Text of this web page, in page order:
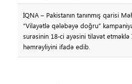
İQNA – Pakistanın tanınmış qarisi
“Vilayətlə qələbəyə doğru”
surəsinin 18‑ci ayəsini tilavət etməklə
həmrəyliyini ifadə edib.